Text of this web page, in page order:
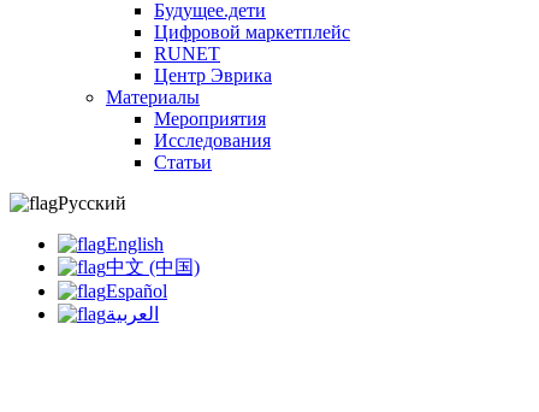
Будущее.дети
Цифровой маркетплейс
RUNET
Центр Эврика
Материалы
Мероприятия
Исследования
Статьи
Русский
English
中文 (中国)
Español
العربية